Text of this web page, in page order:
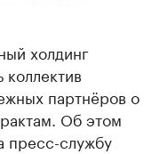
холдинг
партнёров о
Об этом
пресс-службу